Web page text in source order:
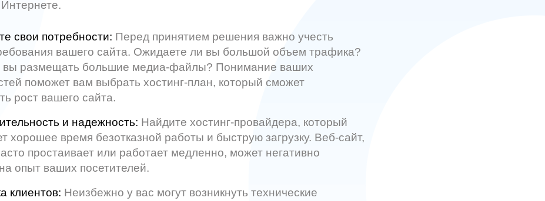
свои потребности: Перед принятием решения важно учесть
вашего сайта. Ожидаете ли вы большой объем трафика?
вы размещать большие медиа-файлы? Понимание ваших
поможет вам выбрать хостинг-план, который сможет
рост вашего сайта.
и надежность: Найдите хостинг-провайдера, который
хорошее время безотказной работы и быструю загрузку. Веб-сайт,
простаивает или работает медленно, может негативно
опыт ваших посетителей.
клиентов: Неизбежно у вас могут возникнуть технические